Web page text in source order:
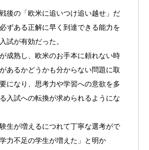
後の「欧米に追いつけ追い越せ」だ
ずある正解に早く到達できる能力を
試が有効だった。
成熟し、欧米のお手本に頼れない時
あるかどうかも分からない問題に取
になり、思考力や学習への意欲を多
入試への転換が求められるようにな
験生が増えるにつれて丁寧な選考がで
力不足の学生が増えた」と明か